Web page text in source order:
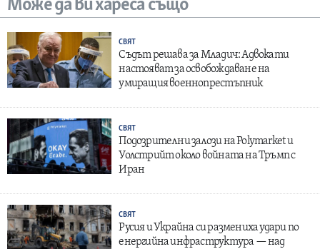
Може да ви хареса също
СВЯТ
Съдът решава за Младич: Адвокати
настояват за освобождаване на
умиращия военнопрестъпник
СВЯТ
Подозрителни залози на Polymarket и
Уолстрийт около войната на Тръмп с
Иран
СВЯТ
Русия и Украйна си размениха удари по
енергийна инфраструктура — над